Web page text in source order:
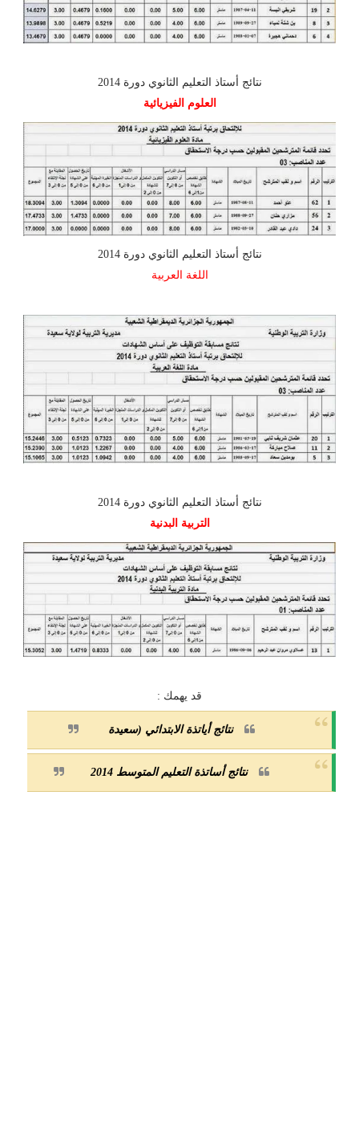
نتائج أستاذ التعليم الثانوي دورة 2014
العلوم الفيزيائية
نتائج أستاذ التعليم الثانوي دورة 2014
اللغة العربية
نتائج أستاذ التعليم الثانوي دورة 2014
التربية البدنية
قد يهمك :
نتائج أياتذة الابتدائي (سعيدة
نتائج أساتذة التعليم المتوسط 2014